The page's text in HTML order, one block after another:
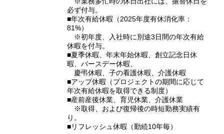
必ず付与。
■年次有給休暇（2025年度有休消化率：
81%）
※初年度、入社時に別途3日間の年次有給
休暇を付与。
■夏季休暇、年末年始休暇、創立記念日休
暇、バースデー休暇、
慶弔休暇、子の看護休暇、介護休暇
■アップ休暇（プロジェクトの期間に応じて
年次有給休暇を取得できる制度）
■産前産後休業、育児休業、介護休業
※取得、および復帰後の時短勤務実績有
り。
■リフレッシュ休暇（勤続10年毎）